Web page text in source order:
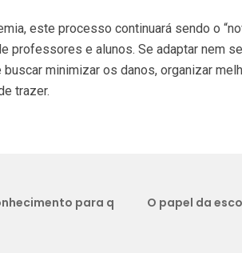
este processo continuará sendo o
professores e alunos. Se adaptar nem
minimizar os danos, organizar
trazer.
para q
O papel da